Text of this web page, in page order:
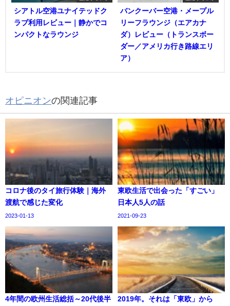
シアトル空港ユナイテッドク
ラブ利用レビュー｜静かでコ
ンパクトなラウンジ
バンクーバー空港・メープル
リーフラウンジ（エアカナ
ダ）レビュー（トランスボー
ダー／アメリカ行き路線エリ
ア）
オピニオンの関連記事
コロナ後のタイ旅行体験｜海外
渡航で感じた変化
2023-01-13
東欧生活で出会った「すごい」
日本人5人の話
2021-09-23
4年間の欧州生活総括～20代後半
2019年。それは「東欧」から